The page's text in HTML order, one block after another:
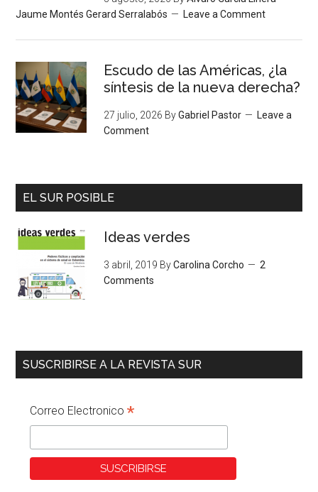
Jaume Montés Gerard Serralabós
Leave a Comment
Escudo de las Américas, ¿la
síntesis de la nueva derecha?
27 julio, 2026 ByGabriel Pastor
Leave a
Comment
EL SUR POSIBLE
Ideas verdes
3 abril, 2019 ByCarolina Corcho
2
Comments
SUSCRIBIRSE A LA REVISTA SUR
Correo Electronico*